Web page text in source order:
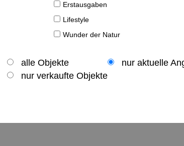
Erstausgaben
Lifestyle
Wunder der Natur
alle Objekte
nur aktuelle
nur verkaufte Objekte